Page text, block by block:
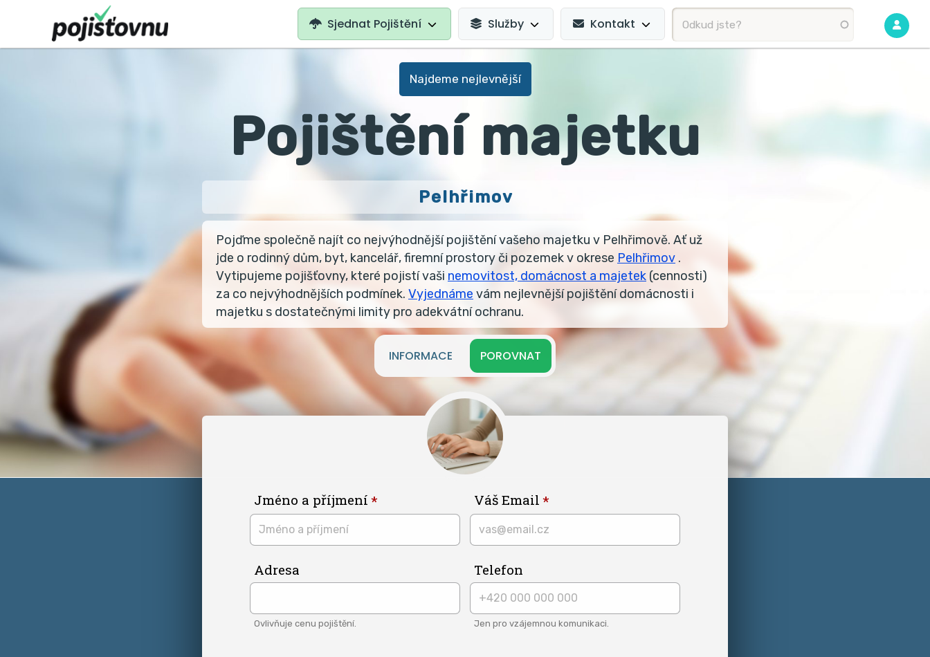
MAIN
NAVIGATION
Sjednat Pojištění Služby Kontakt
Najdeme nejlevnější
Pojištění majetku
Pelhřimov
Pojďme společně najít co nejvýhodnější pojištění vašeho majetku v Pelhřimově. Ať už
jde o rodinný dům, byt, kancelář, firemní prostory či pozemek v okrese Pelhřimov .
Vytipujeme pojišťovny, které pojistí vaši nemovitost, domácnost a majetek (cennosti)
za co nejvýhodnějších podmínek. Vyjednáme vám nejlevnější pojištění domácnosti i
majetku s dostatečnými limity pro adekvátní ochranu.
INFORMACE POROVNAT
Jméno a příjmení Váš Email
Adresa
Ovlivňuje cenu pojištění.
Telefon
Jen pro vzájemnou komunikaci.